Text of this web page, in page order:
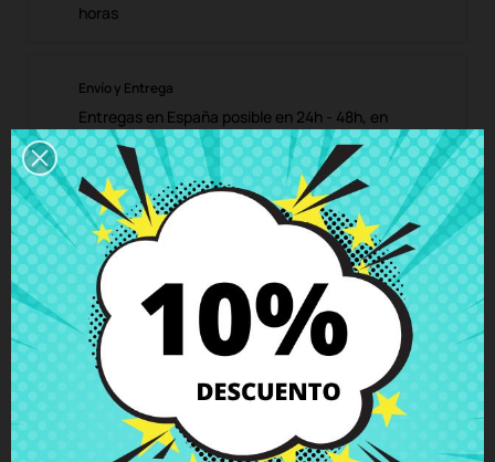
horas
Envío y Entrega
Entregas en España posible en 24h - 48h, en
Europa 3 - 6 días hábiles
Política de Devolución
Puedes devolver todos los productos en un plazo
de 15 días - garantizado!
Descripción
Detalles del producto